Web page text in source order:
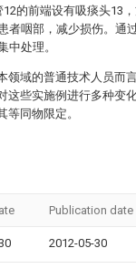
的前端设有吸痰头13
者咽部，减少损伤。通
中处理。
领域的普通技术人员而
些实施例进行多种变化
同物限定。
Publication date
2012-05-30